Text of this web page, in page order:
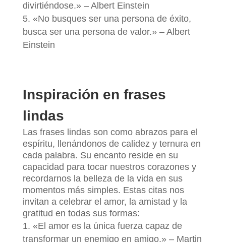
divirtiéndose.» – Albert Einstein
«No busques ser una persona de éxito,
busca ser una persona de valor.» – Albert
Einstein
Inspiración en frases
lindas
Las frases lindas son como abrazos para el
espíritu, llenándonos de calidez y ternura en
cada palabra. Su encanto reside en su
capacidad para tocar nuestros corazones y
recordarnos la belleza de la vida en sus
momentos más simples. Estas citas nos
invitan a celebrar el amor, la amistad y la
gratitud en todas sus formas:
«El amor es la única fuerza capaz de
transformar un enemigo en amigo.» – Martin